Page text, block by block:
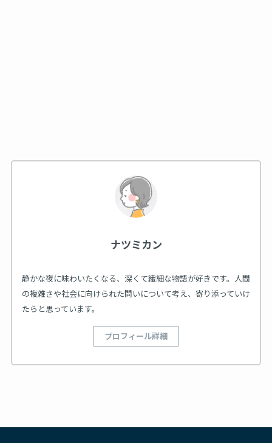
ナツミカン
静かな夜に味わいたくなる、深くて繊細な物語が好きです。人間
の複雑さや社会に向けられた問いについて考え、寄り添っていけ
たらと思っています。
プロフィール詳細